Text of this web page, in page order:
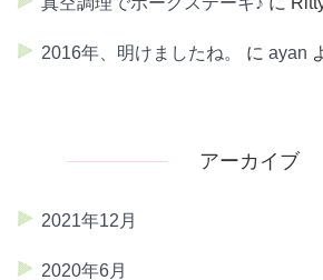
2016年、明けましたね。 に ayan
アーカイブ
2021年12月
2020年6月